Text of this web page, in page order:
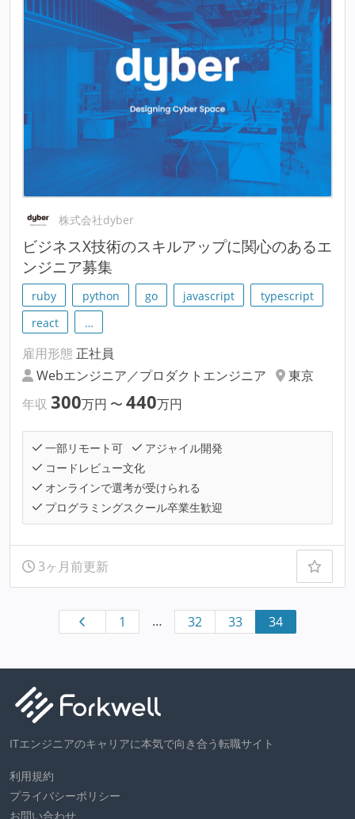
株式会社dyber
ビジネスX技術のスキルアップに関心のあるエ
ンジニア募集
ruby python go javascript
typescript
react
…
雇用形態 正社員
Webエンジニア／プロダクトエンジニア
東京
年収 300万円 〜 440万円
一部リモート可
アジャイル開発
コードレビュー文化
オンラインで選考が受けられる
プログラミングスクール卒業生歓迎
3ヶ月前更新
1 … 32 33 34
ITエンジニアのキャリアに本気で向き合う転職サイト
利用規約
プライバシーポリシー
お問い合わせ